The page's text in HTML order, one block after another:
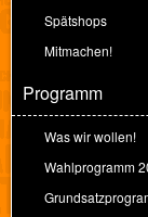
Spätshops
Mitmachen!
Programm
Was wir wollen!
Wahlprogramm